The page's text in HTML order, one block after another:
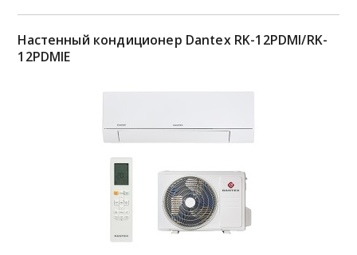
Настенный кондиционер Dantex RK-12PDMI/RK-
12PDMIE